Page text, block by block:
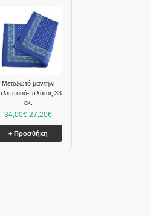
Mεταξωτό μαντήλι
πουά- πλάτος 33
εκ.
34,00€ 27,20€
+ Προσθήκη